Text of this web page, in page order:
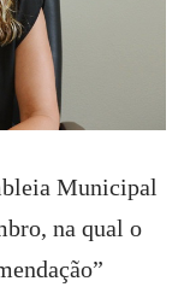
Municipal
na qual o